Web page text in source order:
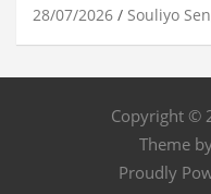
28/07/2026 Souliyo
Copyright ©
Theme
Proudly